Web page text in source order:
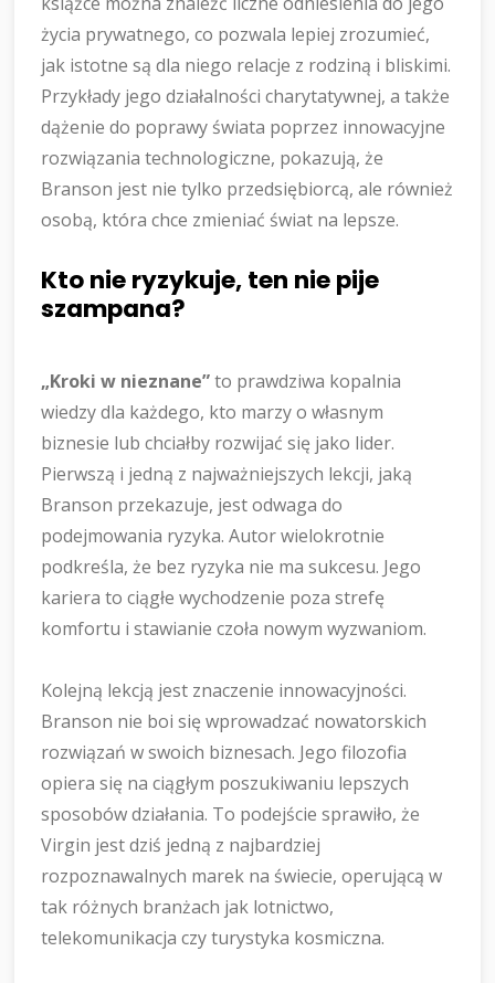
życia prywatnego, co pozwala lepiej zrozumieć,
jak istotne są dla niego relacje z rodziną i bliskimi.
Przykłady jego działalności charytatywnej, a także
dążenie do poprawy świata poprzez innowacyjne
rozwiązania technologiczne, pokazują, że
Branson jest nie tylko przedsiębiorcą, ale również
osobą, która chce zmieniać świat na lepsze.
Kto nie ryzykuje, ten nie pije
szampana?
„Kroki w nieznane”to prawdziwa kopalnia
wiedzy dla każdego, kto marzy o własnym
biznesie lub chciałby rozwijać się jako lider.
Pierwszą i jedną z najważniejszych lekcji, jaką
Branson przekazuje, jest odwaga do
podejmowania ryzyka. Autor wielokrotnie
podkreśla, że bez ryzyka nie ma sukcesu. Jego
kariera to ciągłe wychodzenie poza strefę
komfortu i stawianie czoła nowym wyzwaniom.
Kolejną lekcją jest znaczenie innowacyjności.
Branson nie boi się wprowadzać nowatorskich
rozwiązań w swoich biznesach. Jego filozofia
opiera się na ciągłym poszukiwaniu lepszych
sposobów działania. To podejście sprawiło, że
Virgin jest dziś jedną z najbardziej
rozpoznawalnych marek na świecie, operującą w
tak różnych branżach jak lotnictwo,
telekomunikacja czy turystyka kosmiczna.